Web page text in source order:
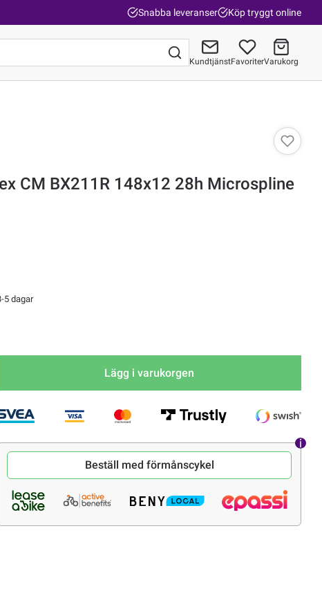
Snabba leveranser Köp tryggt online
KundtjänstFavoriterVarukorg
CM BX211R 148x12 28h Microspline
5 dagar
Lägg i varukorgen
Beställ med förmånscykel